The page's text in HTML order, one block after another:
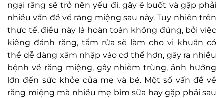
ngại răng sẽ trở nên yếu đi, gây ê buốt và gặp phải
nhiều vấn đề về răng miệng sau này. Tuy nhiên trên
thực tế, điều này là hoàn toàn không đúng, bởi việc
kiêng đánh răng, tắm rửa sẽ làm cho vi khuẩn có
thể dễ dàng xâm nhập vào cơ thể hơn, gây ra nhiều
bệnh về răng miệng, gây nhiễm trùng, ảnh hưởng
lớn đến sức khỏe của mẹ và bé. Một số vấn đề về
răng miệng mà nhiều mẹ bỉm sữa hay gặp phải sau